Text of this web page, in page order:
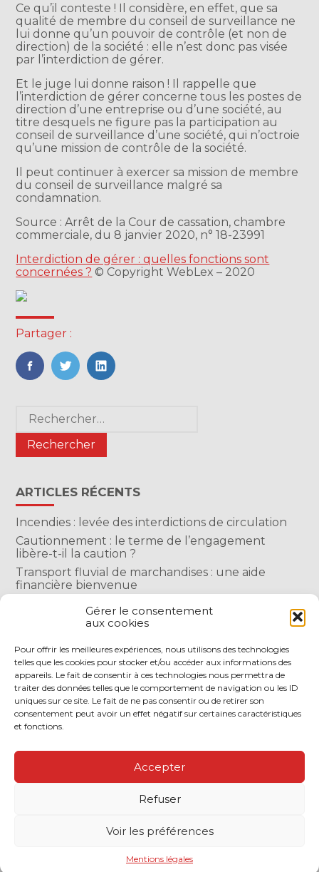
Gérer le consentement
aux cookies
Pour offrir les meilleures expériences, nous utilisons des technologies
telles que les cookies pour stocker et/ou accéder aux informations des
appareils. Le fait de consentir à ces technologies nous permettra de
traiter des données telles que le comportement de navigation ou les ID
uniques sur ce site. Le fait de ne pas consentir ou de retirer son
consentement peut avoir un effet négatif sur certaines caractéristiques
et fonctions.
Accepter
Refuser
Voir les préférences
Mentions légales
Ce qu’il conteste ! Il considère, en effet, que sa
qualité de membre du conseil de surveillance ne
lui donne qu’un pouvoir de contrôle (et non de
direction) de la société : elle n’est donc pas visée
par l’interdiction de gérer.
Et le juge lui donne raison ! Il rappelle que
l’interdiction de gérer concerne tous les postes de
direction d’une entreprise ou d’une société, au
titre desquels ne figure pas la participation au
conseil de surveillance d’une société, qui n’octroie
qu’une mission de contrôle de la société.
Il peut continuer à exercer sa mission de membre
du conseil de surveillance malgré sa
condamnation.
Source : Arrêt de la Cour de cassation, chambre
commerciale, du 8 janvier 2020, n° 18-23991
Interdiction de gérer : quelles fonctions sont
concernées ? © Copyright WebLex – 2020
Partager :
FaceBook
TwitterLinkedIn
Blog
sidebar
Rechercher :
ARTICLES RÉCENTS
Incendies : levée des interdictions de circulation
Cautionnement : le terme de l’engagement
libère-t-il la caution ?
Transport fluvial de marchandises : une aide
financière bienvenue
comptent-elles ?
COMMENTAIRES RÉCENTS
Footer
LE CABINET
NOS SERVICES
NOS SOLUTIONS EN LIGNE
CONTACT
MENTIONS LÉGALES
CONCEPTION ET RÉALISATION CLASSE 7